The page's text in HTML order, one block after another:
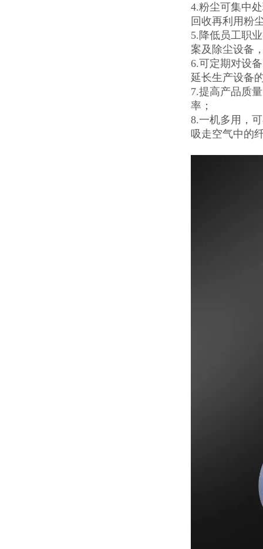
4.粉尘可集中
回收再利用粉
5.降低员工职
案及除尘设备
6.可定期对设
延长生产设备
7.提高产品质
率；
8.一机多用，
吸走空气中的